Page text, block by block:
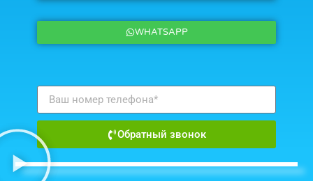
WHATSAPP
Обратный звонок